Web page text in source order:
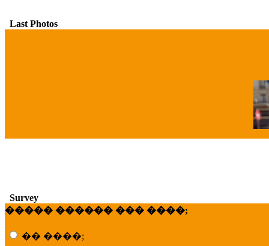
Last Photos
Survey
����� ������ ��� ����;
�� ����;